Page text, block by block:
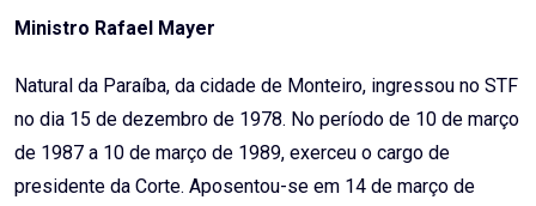
Ministro Rafael Mayer
Natural da Paraíba, da cidade de Monteiro, ingressou no STF
no dia 15 de dezembro de 1978. No período de 10 de março
de 1987 a 10 de março de 1989, exerceu o cargo de
presidente da Corte. Aposentou-se em 14 de março de